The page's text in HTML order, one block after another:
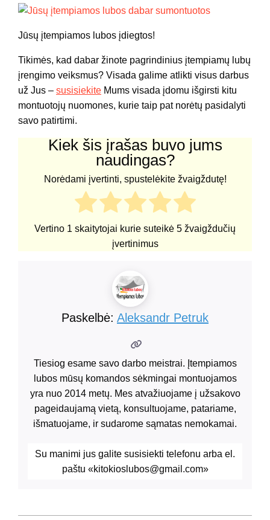
Jūsų įtempiamos lubos įdiegtos!
Tikimės, kad dabar žinote pagrindinius įtempiamų lubų
įrengimo veiksmus? Visada galime atlikti visus darbus
už Jus – susisiekite Mums visada įdomu išgirsti kitu
montuotojų nuomones, kurie taip pat norėtų pasidalyti
savo patirtimi.
Kiek šis įrašas buvo jums
naudingas?
Norėdami įvertinti, spustelėkite žvaigždutę!
Vertino 1 skaitytojai kurie suteikė 5 žvaigždučių
įvertinimus
Paskelbė: Aleksandr Petruk
Tiesiog esame savo darbo meistrai. Įtempiamos
lubos mūsų komandos sėkmingai montuojamos
yra nuo 2014 metų. Mes atvažiuojame į užsakovo
pageidaujamą vietą, konsultuojame, patariame,
išmatuojame, ir sudarome sąmatas nemokamai.
Su manimi jus galite susisiekti telefonu arba el.
paštu «kitokioslubos@gmail.com»